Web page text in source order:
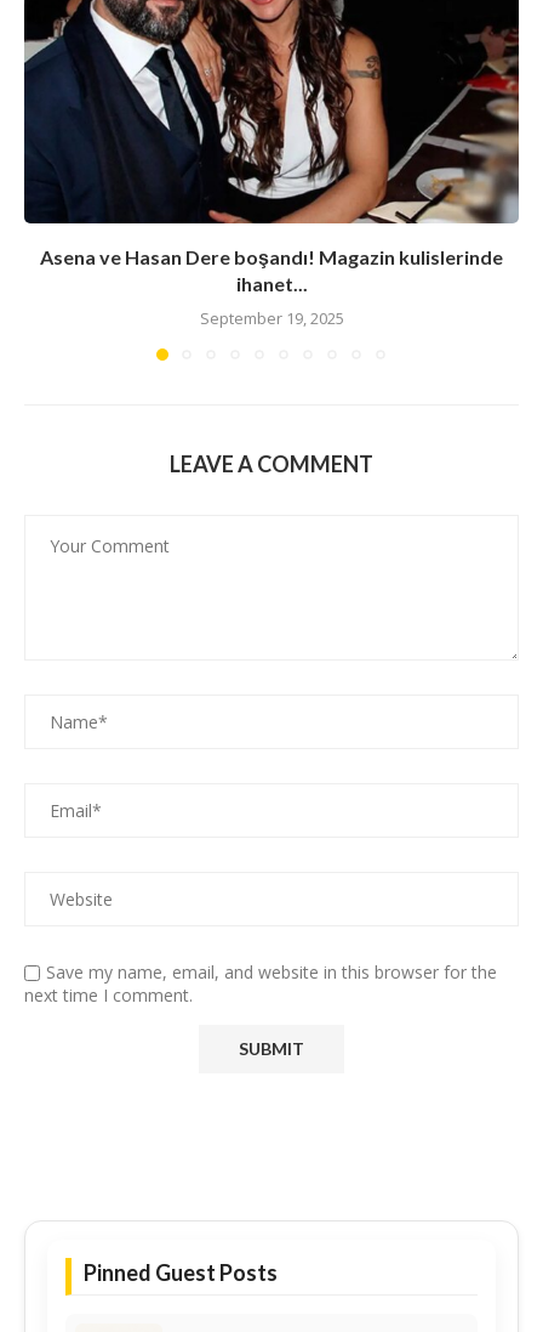
Asena ve Hasan Dere boşandı! Magazin kulislerinde
ihanet...
September 19, 2025
LEAVE A COMMENT
Save my name, email, and website in this browser for the
next time I comment.
Pinned Guest Posts